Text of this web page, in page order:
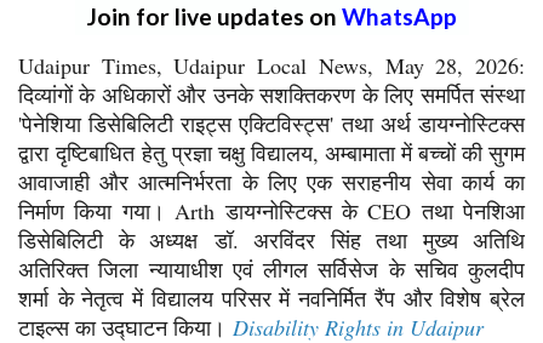
Join for live updates on WhatsApp
Udaipur Times, Udaipur Local News, May 28, 2026:
दिव्यांगों के अधिकारों और उनके सशक्तिकरण के लिए समर्पित संस्था
'पेनेशिया डिसेबिलिटी राइट्स एक्टिविस्ट्स' तथा अर्थ डायग्नोस्टिक्स
द्वारा दृष्टिबाधित हेतु प्रज्ञा चक्षु विद्यालय, अम्बामाता में बच्चों की सुगम
आवाजाही और आत्मनिर्भरता के लिए एक सराहनीय सेवा कार्य का
निर्माण किया गया। Arth डायग्नोस्टिक्स के CEO तथा पेनशिआ
डिसेबिलिटी के अध्यक्ष डॉ. अरविंदर सिंह तथा मुख्य अतिथि
अतिरिक्त जिला न्यायाधीश एवं लीगल सर्विसेज के सचिव कुलदीप
शर्मा के नेतृत्व में विद्यालय परिसर में नवनिर्मित रैंप और विशेष ब्रेल
टाइल्स का उद्घाटन किया। Disability Rights in Udaipur